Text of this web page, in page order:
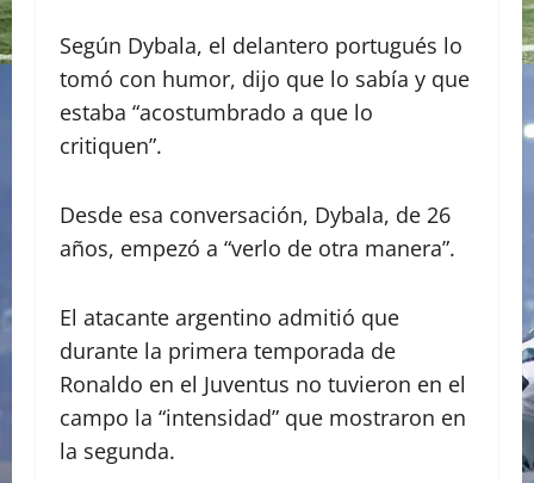
Según Dybala, el delantero portugués lo
tomó con humor, dijo que lo sabía y que
estaba “acostumbrado a que lo
critiquen”.
Desde esa conversación, Dybala, de 26
años, empezó a “verlo de otra manera”.
El atacante argentino admitió que
durante la primera temporada de
Ronaldo en el Juventus no tuvieron en el
campo la “intensidad” que mostraron en
la segunda.